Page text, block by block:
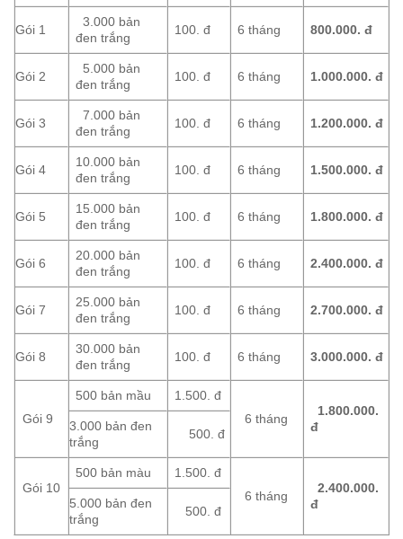
Gói 1
3.000 bản
đen trắng
100. đ 6 tháng 800.000.đ
Gói 2
5.000 bản
đen trắng
100. đ 6 tháng 1.000.000.đ
Gói 3
7.000 bản
đen trắng
100. đ 6 tháng 1.200.000. đ
Gói 4
10.000 bản
đen trắng
100. đ 6 tháng 1.500.000.đ
Gói 5
15.000 bản
đen trắng
100. đ 6 tháng 1.800.000.đ
Gói 6
20.000 bản
đen trắng
100. đ 6 tháng 2.400.000.đ
Gói 7
25.000 bản
đen trắng
100. đ 6 tháng 2.700.000.đ
Gói 8
30.000 bản
đen trắng
100. đ 6 tháng 3.000.000.đ
Gói 9
500 bản mầu
1.500. đ
6 tháng
1.800.000.
đ
3.000 bản đen
trắng
500. đ
Gói 10
500 bản màu
1.500. đ
6 tháng
2.400.000.
đ
5.000 bản đen
trắng
500. đ